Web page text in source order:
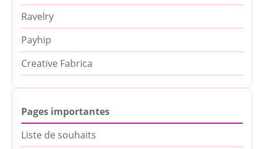
Ravelry
Payhip
Creative Fabrica
Pages importantes
Liste de souhaits